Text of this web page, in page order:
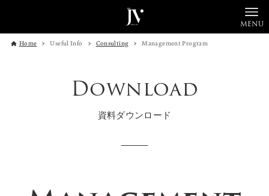
MENU
Home Useful Info Consulting Management Program
Download
資料ダウンロード